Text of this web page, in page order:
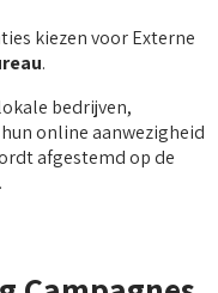
kiezen voor Externe
.
bedrijven,
online aanwezigheid
afgestemd op de